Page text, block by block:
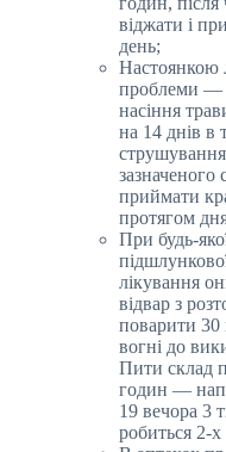
віджати і
день;
Настоянкою
проблеми —
насіння
на 14 днів в
зазначеного
приймати
протягом
При будь-
лікування
відвар з
поварити 30
вогні до
Пити склад
годин —
19 вечора 3
робиться 2-